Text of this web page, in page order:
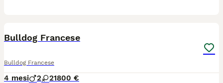
Bulldog Francese
Bulldog Francese
4 mesi 2 21800 €